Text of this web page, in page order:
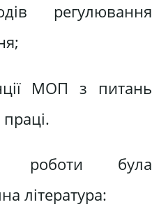
регулювання
МОП з питань
роботи була
література: